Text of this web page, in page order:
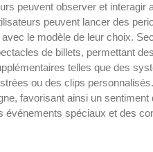
peuvent observer et interagir
peuvent lancer des
le modèle de leur choix.
de billets, permettant
telles que des
ou des clips
favorisant ainsi un sentiment
spéciaux et des